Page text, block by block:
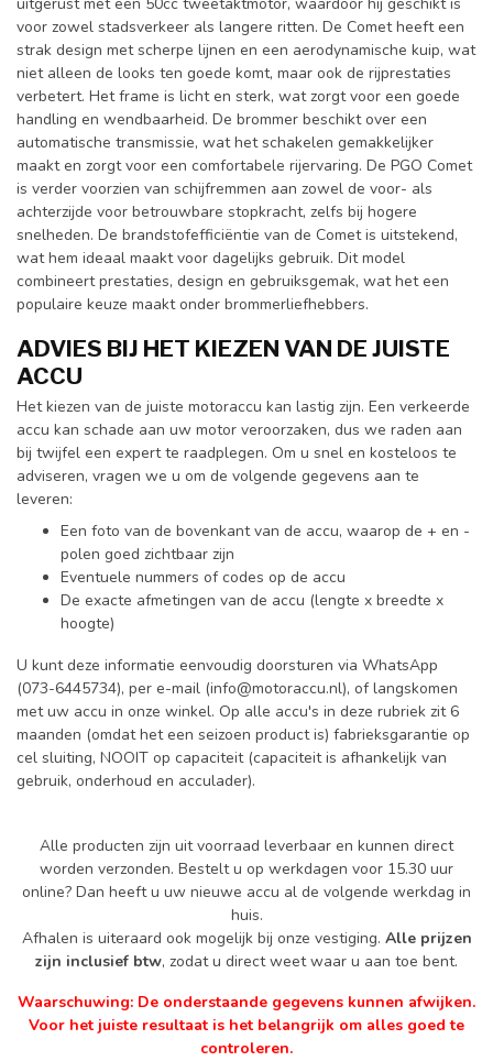
voor zowel stadsverkeer als langere ritten. De Comet heeft een
strak design met scherpe lijnen en een aerodynamische kuip, wat
niet alleen de looks ten goede komt, maar ook de rijprestaties
verbetert. Het frame is licht en sterk, wat zorgt voor een goede
handling en wendbaarheid. De brommer beschikt over een
automatische transmissie, wat het schakelen gemakkelijker
maakt en zorgt voor een comfortabele rijervaring. De PGO Comet
is verder voorzien van schijfremmen aan zowel de voor- als
achterzijde voor betrouwbare stopkracht, zelfs bij hogere
snelheden. De brandstofefficiëntie van de Comet is uitstekend,
wat hem ideaal maakt voor dagelijks gebruik. Dit model
combineert prestaties, design en gebruiksgemak, wat het een
populaire keuze maakt onder brommerliefhebbers.
ADVIES BIJ HET KIEZEN VAN DE JUISTE
ACCU
Het kiezen van de juiste motoraccu kan lastig zijn. Een verkeerde
accu kan schade aan uw motor veroorzaken, dus we raden aan
bij twijfel een expert te raadplegen. Om u snel en kosteloos te
adviseren, vragen we u om de volgende gegevens aan te
leveren:
Een foto van de bovenkant van de accu, waarop de + en -
polen goed zichtbaar zijn
Eventuele nummers of codes op de accu
De exacte afmetingen van de accu (lengte x breedte x
hoogte)
U kunt deze informatie eenvoudig doorsturen via WhatsApp
(073-6445734), per e-mail (info@motoraccu.nl), of langskomen
met uw accu in onze winkel. Op alle accu's in deze rubriek zit 6
maanden (omdat het een seizoen product is) fabrieksgarantie op
cel sluiting, NOOIT op capaciteit (capaciteit is afhankelijk van
gebruik, onderhoud en acculader).
Alle producten zijn uit voorraad leverbaar en kunnen direct
worden verzonden. Bestelt u op werkdagen voor 15.30 uur
online? Dan heeft u uw nieuwe accu al de volgende werkdag in
huis.
Afhalen is uiteraard ook mogelijk bij onze vestiging. Alle prijzen
zijn inclusief btw, zodat u direct weet waar u aan toe bent.
Waarschuwing: De onderstaande gegevens kunnen afwijken.
Voor het juiste resultaat is het belangrijk om alles goed te
controleren.